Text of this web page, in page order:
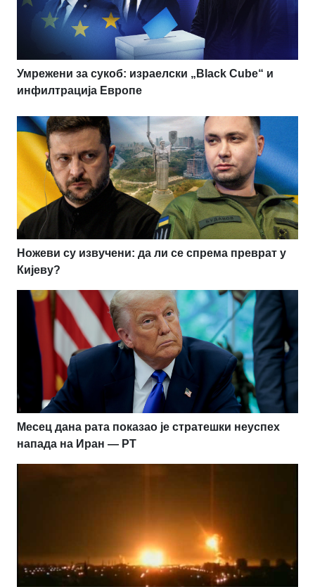
Умрежени за сукоб: израелски „Black Cube“ и
инфилтрација Европе
Ножеви су извучени: да ли се спрема преврат у
Кијеву?
Месец дана рата показао је стратешки неуспех
напада на Иран — РТ